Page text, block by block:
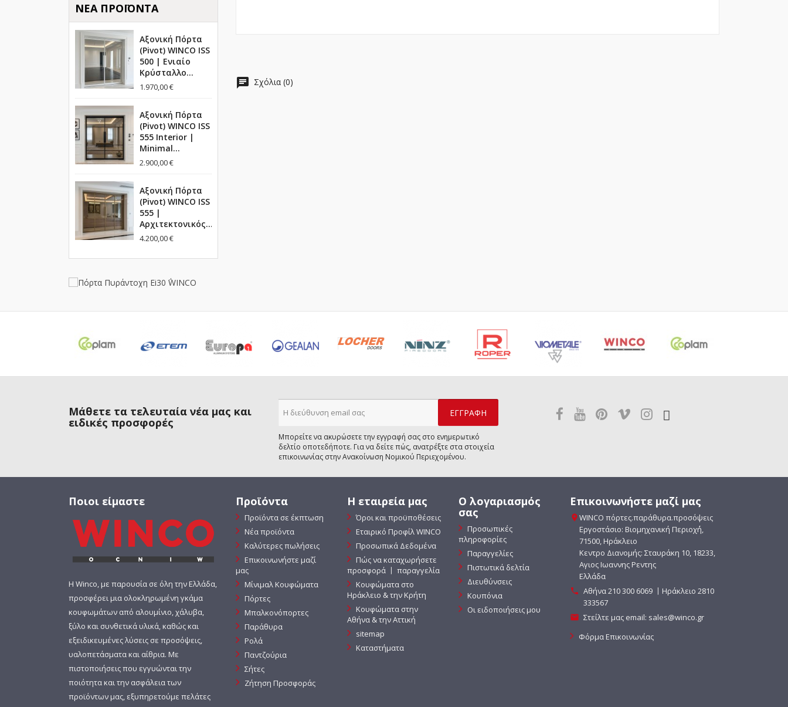
ΝΈΑ ΠΡΟΪΌΝΤΑ
Αξονική Πόρτα
(Pivot) WINCO ISS
500 | Ενιαίο
Κρύσταλλο...
1.970,00 €
Αξονική Πόρτα
(Pivot) WINCO ISS
555 Interior |
Minimal...
2.900,00 €
Αξονική Πόρτα
(Pivot) WINCO ISS
555 |
Αρχιτεκτονικός...
4.200,00 €
chat Σχόλια (0)
Μάθετε τα τελευταία νέα μας και
ειδικές προσφορές
Μπορείτε να ακυρώσετε την εγγραφή σας στο ενημερωτικό
δελτίο οποτεδήποτε. Για να δείτε πώς, ανατρέξτε στα στοιχεία
επικοινωνίας στην Ανακοίνωση Νομικού Περιεχομένου.
Ποιοι είμαστε
Η Winco, με παρουσία σε όλη την Ελλάδα,
προσφέρει μια ολοκληρωμένη γκάμα
κουφωμάτων από αλουμίνιο, χάλυβα,
ξύλο και συνθετικά υλικά, καθώς και
εξειδικευμένες λύσεις σε προσόψεις,
υαλοπετάσματα και αίθρια. Με
πιστοποιήσεις που εγγυώνται την
ποιότητα και την ασφάλεια των
προϊόντων μας, εξυπηρετούμε πελάτες
Προϊόντα
Προϊόντα σε έκπτωση
Νέα προϊόντα
Καλύτερες πωλήσεις
Επικοινωνήστε μαζί
μας
Μίνιμαλ Κουφώματα
Πόρτες
Μπαλκονόπορτες
Παράθυρα
Ρολά
Παντζούρια
Σήτες
Ζήτηση Προσφοράς
Η εταιρεία μας
Όροι και προϋποθέσεις
Εταιρικό Προφίλ WINCO
Προσωπικά Δεδομένα
Πώς να καταχωρήσετε
προσφορά 〡 παραγγελία
Κουφώματα στο
Ηράκλειο & την Κρήτη
Κουφώματα στην
Αθήνα & την Αττική
sitemap
Καταστήματα
Ο λογαριασμός
σας
Προσωπικές
πληροφορίες
Παραγγελίες
Πιστωτικά δελτία
Διευθύνσεις
Κουπόνια
Οι ειδοποιήσεις μου
Επικοινωνήστε μαζί μας
WINCO πόρτες.παράθυρα.προσόψεις
Εργοστάσιο: Βιομηχανική Περιοχ΄ή,
71500, Ηράκλειο
Κεντρο Διανομής: Σταυράκη 10, 18233,
Αγιος Ιωαννης Ρεντης
Ελλάδα
 Αθήνα210 300 6069〡Ηράκλειο 2810
333567
 Στείλτε μας email: sales@winco.gr
Φόρμα Επικοινωνίας